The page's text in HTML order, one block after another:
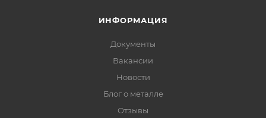
ИНФОРМАЦИЯ
Документы
Вакансии
Новости
Блог о металле
Отзывы